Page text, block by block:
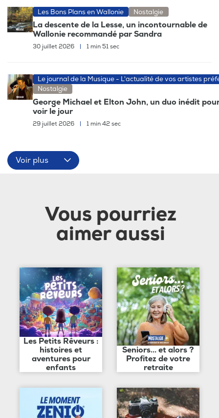
Les Bons Plans en Wallonie Nostalgie
La descente de la Lesse, un incontournable de
Wallonie recommandé par Sandra
30 juillet 2026 1 min 51 sec
Le journal de la Musique - L'actualité de vos artistes
Nostalgie
George Michael et Elton John, un duo inédit
voir le jour
29 juillet 2026 | 1 min 42 sec
Voir plus
Vous pourriez
aimer aussi
Les Petits Rêveurs :
histoires et
aventures pour
enfants
Seniors... et alors ?
Profitez de votre
retraite